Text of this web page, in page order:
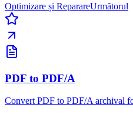
Optimizare și ReparareUrmătorul
PDF to PDF/A
Convert PDF to PDF/A archival